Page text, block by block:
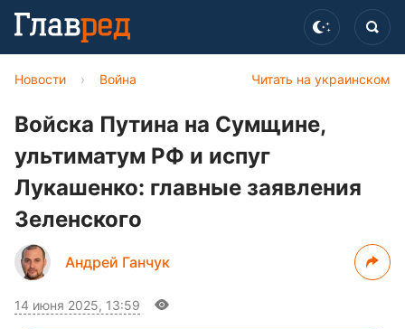
Читать на украинском
Новости › Война
Войска Путина на Сумщине,
ультиматум РФ и испуг
Лукашенко: главные заявления
Зеленского
Андрей Ганчук
14 июня 2025, 13:59